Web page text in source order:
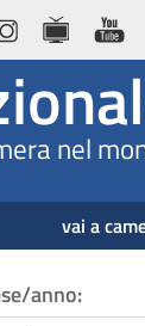
nel
vai a
anno: